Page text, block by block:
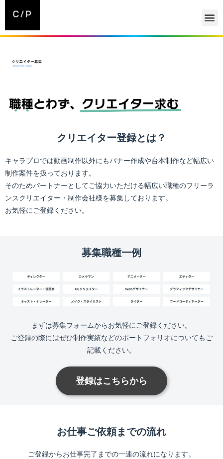
クリエイター登録とは？
キャラプロでは動画制作以外にもバナー作成や台本制作など幅広い
制作案件を扱っております。
そのためパートナーとしてご協力いただける幅広い職種のフリーラ
ンスクリエイター・制作会社様を募集しております。
お気軽にご登録ください。
募集職種一例
まずは募集フォームからお気軽にご登録ください。
ご登録の際にはぜひ制作実績などのポートフォリオについてもご
記載ください。
登録はこちらから
お仕事ご依頼までの流れ
ご登録からお仕事完了までの一連の流れになります。